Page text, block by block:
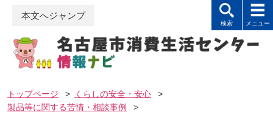
本文へジャンプ
トップページ > くらしの安全・安心
>
製品等に関する苦情・相談事例
>